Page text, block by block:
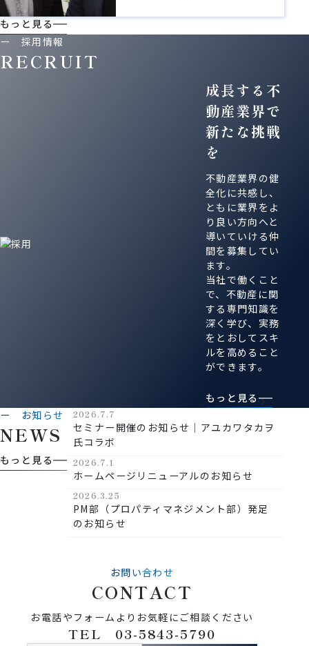
もっと見る
ー 採用情報
RECRUIT
成長する不
動産業界で
新たな挑戦
を
不動産業界の健
全化に共感し、
ともに業界をよ
り良い方向へと
導いていける仲
間を募集してい
ます。
当社で働くこと
で、不動産に関
する専門知識を
深く学び、実務
をとおしてスキ
ルを高めること
ができます。
もっと見る
ー お知らせ
NEWS
もっと見る
2026.7.7
セミナー開催のお知らせ｜アユカワタカヲ
氏コラボ
2026.7.1
ホームページリニューアルのお知らせ
2026.3.25
PM部（プロパティマネジメント部）発足
のお知らせ
お問い合わせ
CONTACT
お電話やフォームよりお気軽にご相談ください
TEL 03-5843-5790